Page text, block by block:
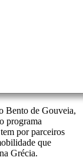
Bento de Gouveia,
programa
por parceiros
que
Grécia.